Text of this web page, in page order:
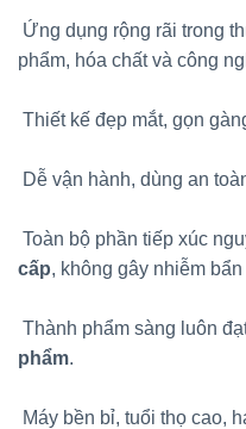
Ứng dụng rộng rãi trong
phẩm, hóa chất và công
Thiết kế đẹp mắt, gọn
Dễ vận hành, dùng an
Toàn bộ phần tiếp xúc
cấp, không gây nhiễm
Thành phẩm sàng luôn
phẩm.
Máy bền bỉ, tuổi thọ cao,